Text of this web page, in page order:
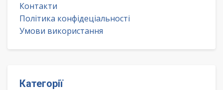
Контакти
Політика конфідеціальності
Умови використання
Категорії